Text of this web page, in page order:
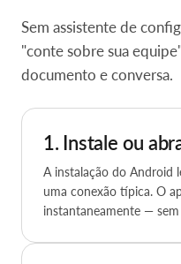
Sem assistente de
"conte sobre sua
documento e conversa.
1. Instale ou
A instalação do Android
uma conexão típica. O
instantaneamente —